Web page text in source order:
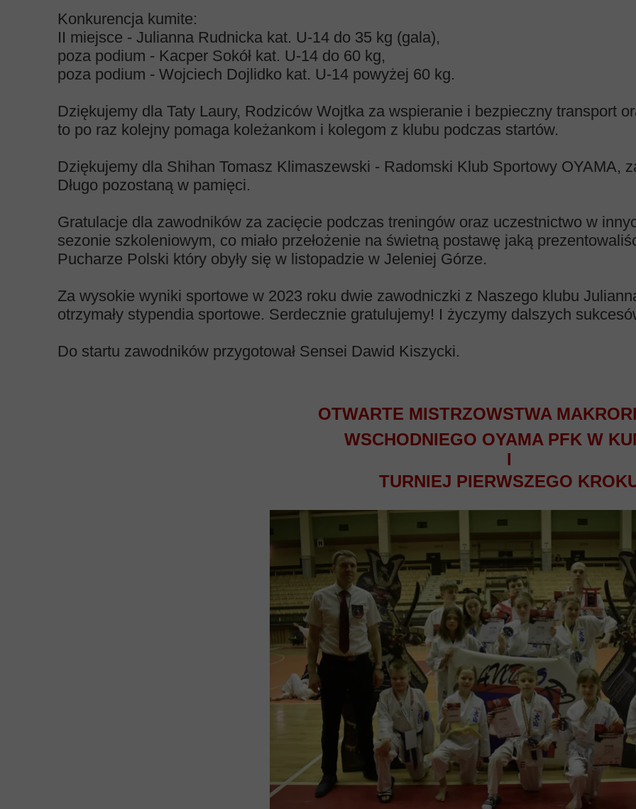
Konkurencja kumite:
II miejsce - Julianna Rudnicka kat. U-14 do 35 kg (gala),
poza podium - Kacper Sokół kat. U-14 do 60 kg,
poza podium - Wojciech Dojlidko kat. U-14 powyżej 60 kg.
Dziękujemy dla Taty Laury, Rodziców Wojtka za wspieranie i bezpieczny transport
to po raz kolejny pomaga koleżankom i kolegom z klubu podczas startów.
Dziękujemy dla Shihan Tomasz Klimaszewski - Radomski Klub Sportowy OYAMA,
Długo pozostaną w pamięci.
Gratulacje dla zawodników za zacięcie podczas treningów oraz uczestnictwo w
sezonie szkoleniowym, co miało przełożenie na świetną postawę jaką
Pucharze Polski który obyły się w listopadzie w Jeleniej Górze.
Za wysokie wyniki sportowe w 2023 roku dwie zawodniczki z Naszego klubu
otrzymały stypendia sportowe. Serdecznie gratulujemy! I życzymy dalszych
Do startu zawodników przygotował Sensei Dawid Kiszycki.
OTWARTE MISTRZOWSTWA
WSCHODNIEGO OYAMA PFK W
I
TURNIEJ PIERWSZEGO